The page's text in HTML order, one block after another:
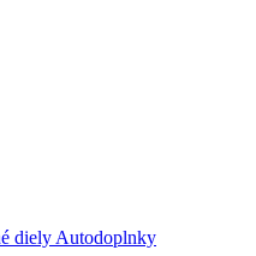
diely Autodoplnky